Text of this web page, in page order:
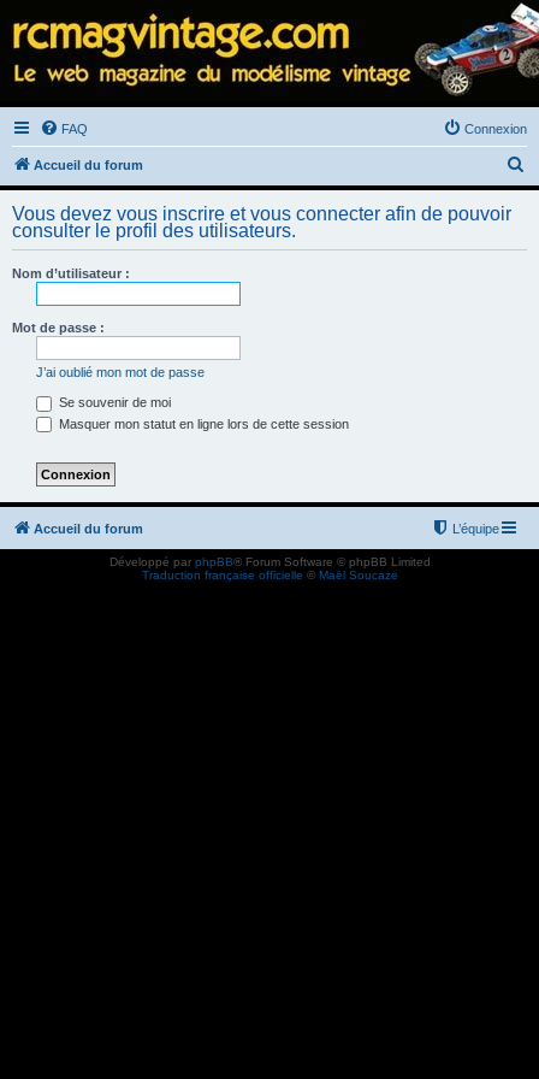
FAQ Connexion
Accueil du forum
e
h
Vous devez vous inscrire et vous connecter afin de pouvoir
consulter le profil des utilisateurs.
Nom d’utilisateur :
Mot de passe :
J’ai oublié mon mot de passe
Se souvenir de moi
Masquer mon statut en ligne lors de cette session
Accueil du forum L’équipe
Développé par phpBB® Forum Software © phpBB Limited
Traduction française officielle © Maël Soucaze